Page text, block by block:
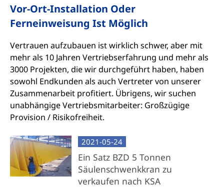
Vor-Ort-Installation Oder
Ferneinweisung Ist Möglich
Vertrauen aufzubauen ist wirklich schwer, aber mit
mehr als 10 Jahren Vertriebserfahrung und mehr als
3000 Projekten, die wir durchgeführt haben, haben
sowohl Endkunden als auch Vertreter von unserer
Zusammenarbeit profitiert. Übrigens, wir suchen
unabhängige Vertriebsmitarbeiter: Großzügige
Provision / Risikofreiheit.
2021-05-24
Ein Satz BZD 5 Tonnen
Säulenschwenkkran zu
verkaufen nach KSA